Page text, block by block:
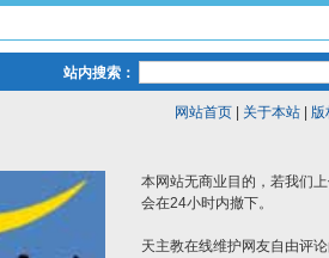
站内搜索：
网站首页| 关于本站| 版
本网站无商业目的，若我们
会在24小时内撤下。
天主教在线维护网友自由评